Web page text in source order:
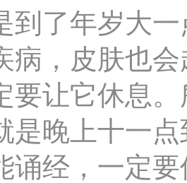
到了年岁大
病，皮肤也
要让它休息
是晚上十一
诵经，一定